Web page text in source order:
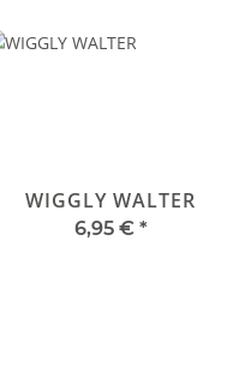
WIGGLY WALTER
6,95 € *